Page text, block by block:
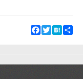
Facebook
TwitterHatena